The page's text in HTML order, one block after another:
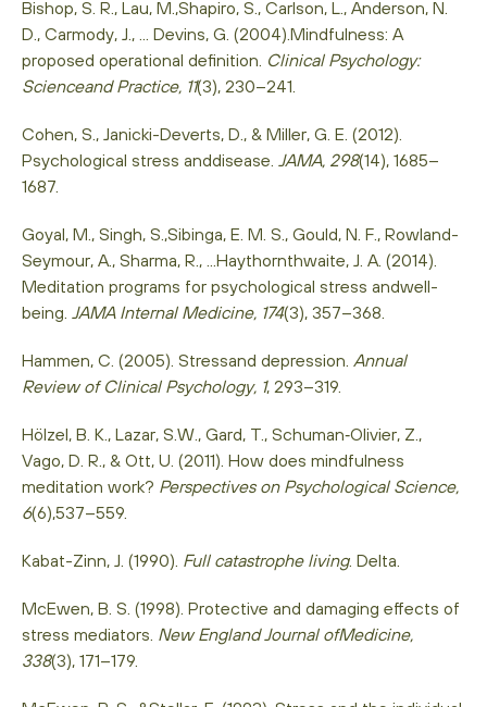
Bishop, S. R., Lau, M.,Shapiro, S., Carlson, L., Anderson, N.
D., Carmody, J., ... Devins, G. (2004).Mindfulness: A
proposed operational definition. Clinical Psychology:
Scienceand Practice, 11(3), 230–241.
Cohen, S., Janicki-Deverts, D., & Miller, G. E. (2012).
Psychological stress anddisease. JAMA, 298(14), 1685–
1687.
Goyal, M., Singh, S.,Sibinga, E. M. S., Gould, N. F., Rowland-
Seymour, A., Sharma, R., ...Haythornthwaite, J. A. (2014).
Meditation programs for psychological stress andwell-
being. JAMA Internal Medicine, 174(3), 357–368.
Hammen, C. (2005). Stressand depression. Annual
Review of Clinical Psychology, 1, 293–319.
Hölzel, B. K., Lazar, S.W., Gard, T., Schuman‐Olivier, Z.,
Vago, D. R., & Ott, U. (2011). How does mindfulness
meditation work? Perspectives on Psychological Science,
6(6),537–559.
Kabat-Zinn, J. (1990). Full catastrophe living. Delta.
McEwen, B. S. (1998). Protective and damaging effects of
stress mediators. New England Journal ofMedicine,
338(3), 171–179.